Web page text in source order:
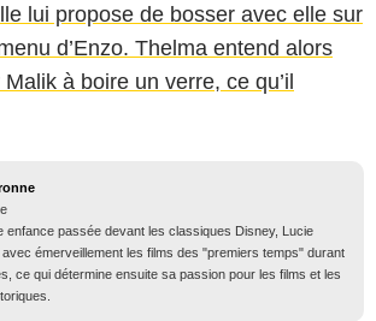
lui propose de bosser avec elle sur
d’Enzo. Thelma entend alors
à boire un verre, ce qu’il
enfance passée devant les classiques Disney, Lucie
émerveillement les films des "premiers temps" durant
ce qui détermine ensuite sa passion pour les films et les